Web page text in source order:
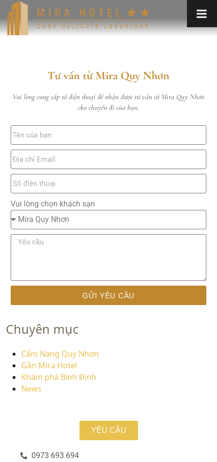
Tư vấn từ Mira Quy Nhơn
Vui lòng cung cấp số điện thoại để nhận được tư vấn từ Mira Quy Nhơn
cho chuyến đi của bạn.
Vui lòng chọn khách sạn
GỬI YÊU CẦU
Chuyên mục
Cẩm Nang Quy Nhơn
Gần Mira Hotel
Khám phá Bình Định
News
YÊU CẦU
0973 693 694